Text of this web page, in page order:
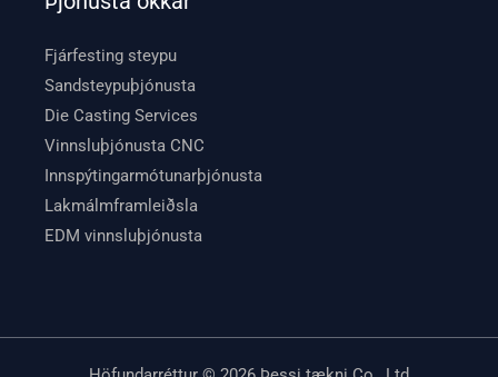
Fjárfesting steypu
Sandsteypuþjónusta
Die Casting Services
Vinnsluþjónusta CNC
Innspýtingarmótunarþjónusta
Lakmálmframleiðsla
EDM vinnsluþjónusta